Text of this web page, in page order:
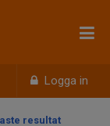
Logga in
resultat